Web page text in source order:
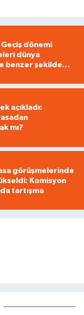
Geçiş dönemi
dünya
benzer şekilde
açıkladı:
mı?
görüşmelerinde
Komisyon
tartışma